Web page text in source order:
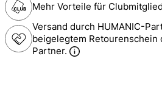
Mehr Vorteile für
Versand durch HUMANIC-
beigelegtem Retourenschein
Partner.